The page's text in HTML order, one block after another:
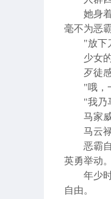
她身
毫不为恶
"放下
少女
歹徒
"哦，
"我乃
马家
马云
恶霸
英勇举动。
年少
自由。